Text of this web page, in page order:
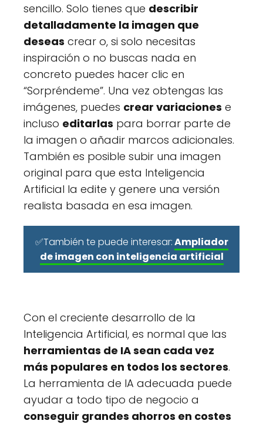
sencillo. Solo tienes que describir
detalladamente la imagen que
deseas crear o, si solo necesitas
inspiración o no buscas nada en
concreto puedes hacer clic en
“Sorpréndeme”. Una vez obtengas las
imágenes, puedes crear variaciones e
incluso editarlas para borrar parte de
la imagen o añadir marcos adicionales.
También es posible subir una imagen
original para que esta Inteligencia
Artificial la edite y genere una versión
realista basada en esa imagen.
✅También te puede interesar:Ampliador
de imagen con inteligencia artificial
Con el creciente desarrollo de la
Inteligencia Artificial, es normal que las
herramientas de IA sean cada vez
más populares en todos los sectores.
La herramienta de IA adecuada puede
ayudar a todo tipo de negocio a
conseguir grandes ahorros en costes